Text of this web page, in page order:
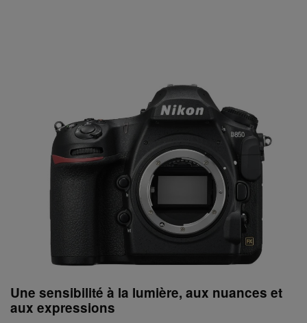
Une sensibilité à la lumière, aux nuances et
aux expressions